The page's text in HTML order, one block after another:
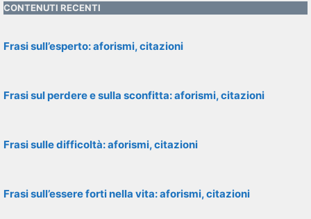
CONTENUTI RECENTI
Frasi sull’esperto: aforismi, citazioni
Frasi sul perdere e sulla sconfitta: aforismi, citazioni
Frasi sulle difficoltà: aforismi, citazioni
Frasi sull’essere forti nella vita: aforismi, citazioni